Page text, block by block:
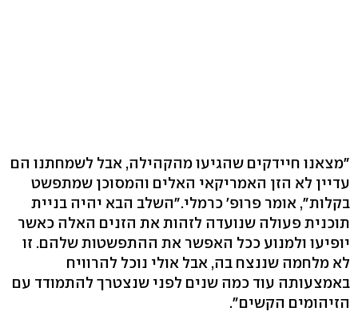
"מצאנו חיידקים שהגיעו מהקהילה, אבל לשמחתנו הם
עדיין לא הזן האמריקאי האלים והמסוכן שמתפשט
בקלות‭,"‬ אומר פרופ' כרמלי‭".‬השלב הבא יהיה בניית
תוכנית פעולה שנועדה לזהות את הזנים האלה כאשר
יופיעו ולמנוע ככל האפשר את ההתפשטות שלהם. זו
לא מלחמה שננצח בה, אבל אולי נוכל להרוויח
באמצעותה עוד כמה שנים לפני שנצטרך להתמודד עם
הזיהומים הקשים‭."‬